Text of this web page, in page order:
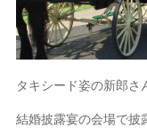
タキシード姿の新郎さ
結婚披露宴の会場で披